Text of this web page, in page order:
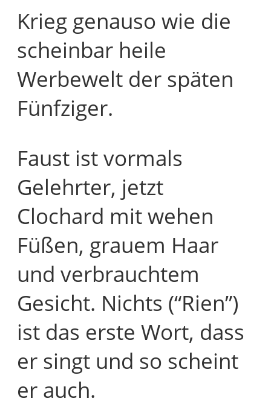
Krieg genauso wie die
scheinbar heile
Werbewelt der späten
Fünfziger.
Faust ist vormals
Gelehrter, jetzt
Clochard mit wehen
Füßen, grauem Haar
und verbrauchtem
Gesicht. Nichts (“Rien”)
ist das erste Wort, dass
er singt und so scheint
er auch.